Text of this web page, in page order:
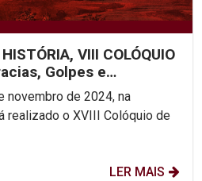
VIII COLÓQUIO
Golpes e
novembro de 2024, na
realizado o XVIII Colóquio de
LER MAIS